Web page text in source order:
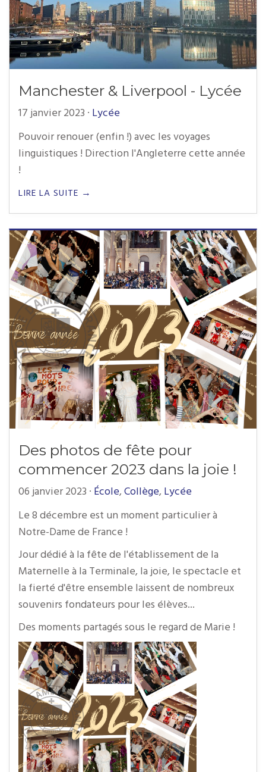
Manchester & Liverpool - Lycée
17 janvier 2023 · Lycée
Pouvoir renouer (enfin !) avec les voyages
linguistiques ! Direction l'Angleterre cette année
!
LIRE LA SUITE →
Des photos de fête pour
commencer 2023 dans la joie !
06 janvier 2023 · École, Collège, Lycée
Le 8 décembre est un moment particulier à
Notre-Dame de France !
Jour dédié à la fête de l'établissement de la
Maternelle à la Terminale, la joie, le spectacle et
la fierté d'être ensemble laissent de nombreux
souvenirs fondateurs pour les élèves...
Des moments partagés sous le regard de Marie !